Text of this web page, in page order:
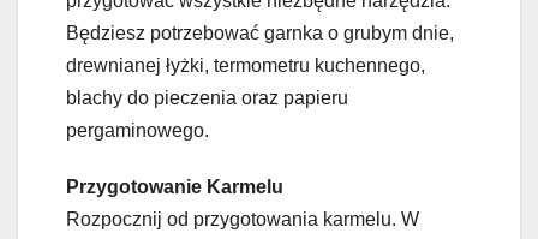
Będziesz potrzebować garnka o grubym dnie,
drewnianej łyżki, termometru kuchennego,
blachy do pieczenia oraz papieru
pergaminowego.
Przygotowanie Karmelu
Rozpocznij od przygotowania karmelu. W